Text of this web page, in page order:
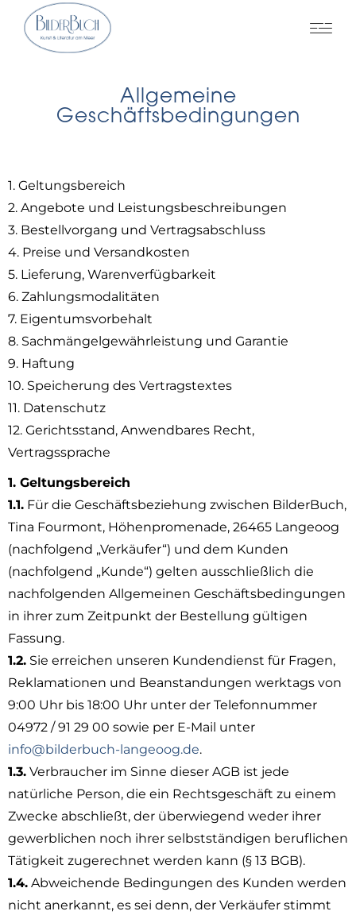
Allgemeine
Geschäftsbedingungen
1. Geltungsbereich
2. Angebote und Leistungsbeschreibungen
3. Bestellvorgang und Vertragsabschluss
4. Preise und Versandkosten
5. Lieferung, Warenverfügbarkeit
6. Zahlungsmodalitäten
7. Eigentumsvorbehalt
8. Sachmängelgewährleistung und Garantie
9. Haftung
10. Speicherung des Vertragstextes
11. Datenschutz
12. Gerichtsstand, Anwendbares Recht,
Vertragssprache
1. Geltungsbereich
1.1. Für die Geschäftsbeziehung zwischen BilderBuch,
Tina Fourmont, Höhenpromenade, 26465 Langeoog
(nachfolgend „Verkäufer“) und dem Kunden
(nachfolgend „Kunde“) gelten ausschließlich die
nachfolgenden Allgemeinen Geschäftsbedingungen
in ihrer zum Zeitpunkt der Bestellung gültigen
Fassung.
1.2. Sie erreichen unseren Kundendienst für Fragen,
Reklamationen und Beanstandungen werktags von
9:00 Uhr bis 18:00 Uhr unter der Telefonnummer
04972 / 91 29 00 sowie per E-Mail unter
info@bilderbuch-langeoog.de.
1.3. Verbraucher im Sinne dieser AGB ist jede
natürliche Person, die ein Rechtsgeschäft zu einem
Zwecke abschließt, der überwiegend weder ihrer
gewerblichen noch ihrer selbstständigen beruflichen
Tätigkeit zugerechnet werden kann (§ 13 BGB).
1.4. Abweichende Bedingungen des Kunden werden
nicht anerkannt, es sei denn, der Verkäufer stimmt